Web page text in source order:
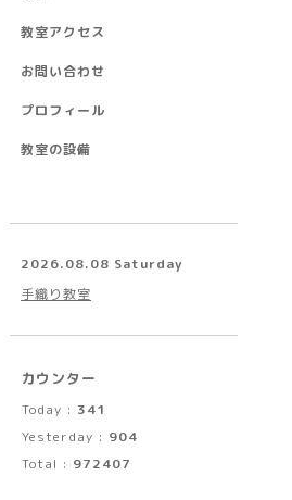
教室アクセス
お問い合わせ
プロフィール
教室の設備
2026.08.08 Saturday
手織り教室
カウンター
Today : 341
Yesterday : 904
Total : 972407